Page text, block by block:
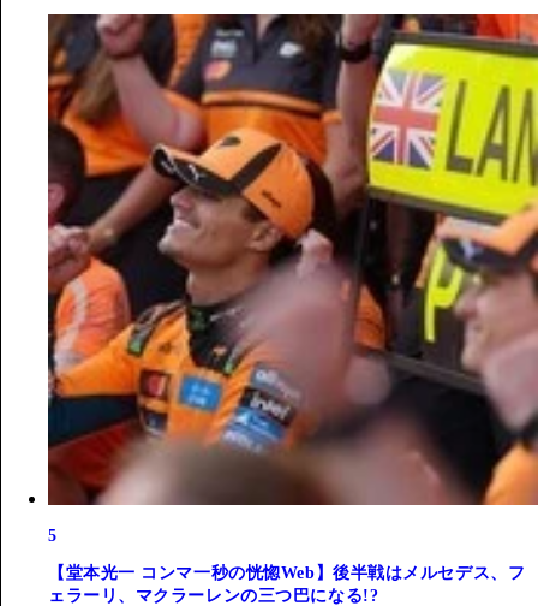
5
【堂本光一 コンマ一秒の恍惚Web】後半戦はメルセデス、フ
ェラーリ、マクラーレンの三つ巴になる!?